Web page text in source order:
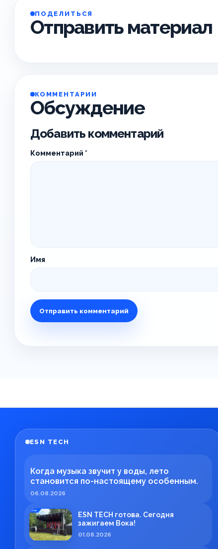
ПОДЕЛИТЬСЯ
Отправить материал
КОММЕНТАРИИ
Обсуждение
Добавить комментарий
Комментарий *
Имя
ESN TECH
Когда музыка звучит у воды, лето
становится по-настоящему особенным.
06.08.2026
ESN TECH готова. Сегодня
зажигаем Вока!
01.08.2026